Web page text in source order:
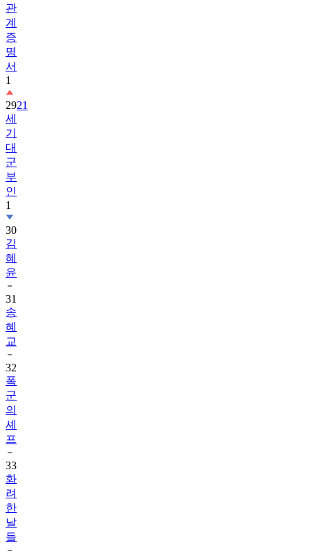
관
계
증
명
서
1
2921
세
기
대
군
부
인
1
30
김
혜
윤
31
송
혜
교
32
폭
군
의
셰
프
33
화
려
한
날
들